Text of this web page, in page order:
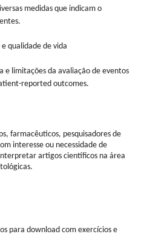
medidas que indicam o
qualidade de vida
e limitações da avaliação de eventos
reported outcomes.
farmacêuticos, pesquisadores de
interesse ou necessidade de
artigos científicos na área
para download com exercícios e